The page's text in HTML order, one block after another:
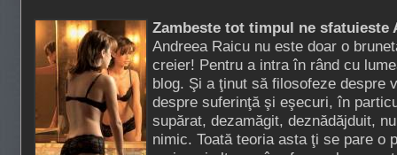
Zambeste tot timpul ne sfatuieste
Andreea Raicu nu este doar o
creier! Pentru a intra în rând cu
blog. Şi a ţinut să filosofeze despre
despre suferinţă şi eşecuri, în
supărat, dezamăgit, deznădăjduit,
nimic. Toată teoria asta ţi se pare o